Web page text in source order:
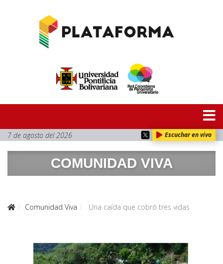
7 de agosto del 2026 Escuchar en vivo
COMUNIDAD VIVA
Comunidad Viva Una caída que cobró tres vidas